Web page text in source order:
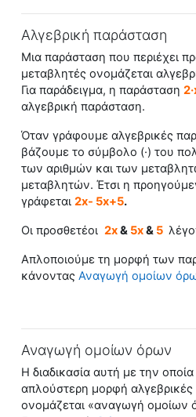
Αλγεβρική παράσταση
Μια παράσταση που περιέχει
μεταβλητές ονομάζεται
Για παράδειγμα, η παράσταση
αλγεβρική παράσταση.
Όταν γράφουμε αλγεβρικές
βάζουμε το σύμβολο (·) του
των αριθμών και των
μεταβλητών. Έτσι η
γράφεται 2x- 5x+5.
Oι προσθετέοι 2x& 5x& 5
Απλοποιούμε τη μορφή των
κάνοντας Αναγωγή ομοίων
Αναγωγή ομοίων όρων
Η διαδικασία αυτή με την
απλούστερη μορφή αλγεβρικές
ονομάζεται «αναγωγή ομοίων